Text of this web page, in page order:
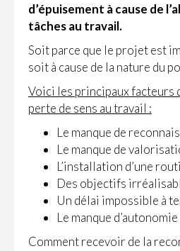
d’épuisement à cause de
tâches au travail.
Soit parce que le projet est
soit à cause de la nature du
Voici les principaux facteurs
perte de sens au travail :
Le manque de
Le manque de
L’installation d’une
Des objectifs
Un délai impossible à
Le manque
Comment recevoir de la